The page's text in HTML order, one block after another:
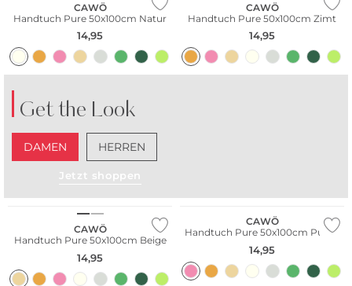
CAWÖ
Handtuch Pure 50x100cm Natur
14,95
CAWÖ
Handtuch Pure 50x100cm Zimt
14,95
Get the Look
DAMEN HERREN
Jetzt shoppen
CAWÖ
Handtuch Pure 50x100cm Beige
14,95
CAWÖ
Handtuch Pure 50x100cm Puder
14,95